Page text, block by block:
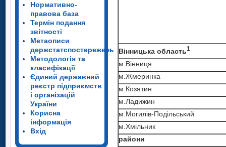
Нормативно-
правова база
Термін подання
звітності
Метаописи
держстатспостережень
Методологія та
класифікації
Єдиний державний
реєстр підприємств
і організацій
України
Корисна
інформація
Вхід
Вінницька область1
м.Вінниця
м.Жмеринка
м.Козятин
м.Ладижин
м.Могилів-Подільський
м.Хмільник
райони